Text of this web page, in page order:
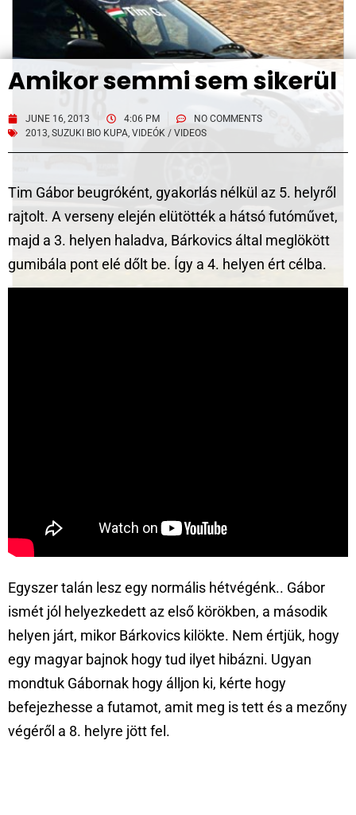
Amikor semmi sem sikerül
JUNE 16, 2013 4:06 PM
NO COMMENTS
2013, SUZUKI BIO KUPA, VIDEÓK / VIDEOS
Tim Gábor beugróként, gyakorlás nélkül az 5. helyről
rajtolt. A verseny elején elütötték a hátsó futóművet,
majd a 3. helyen haladva, Bárkovics által meglökött
gumibála pont elé dőlt be. Így a 4. helyen ért célba.
Egyszer talán lesz egy normális hétvégénk.. Gábor
ismét jól helyezkedett az első körökben, a második
helyen járt, mikor Bárkovics kilökte. Nem értjük, hogy
egy magyar bajnok hogy tud ilyet hibázni. Ugyan
mondtuk Gábornak hogy álljon ki, kérte hogy
befejezhesse a futamot, amit meg is tett és a mezőny
végéről a 8. helyre jött fel.